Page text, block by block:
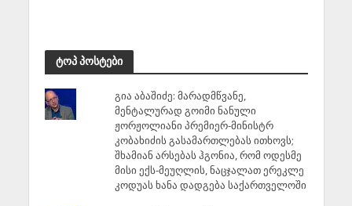
ტოპ პოსტები
გია აბაშიძე: მარადმწვანე,
მენტალურად გოიმი ნანული
ჟორჟოლიანი პრემიერ-მინისტრ
კობახიძის გასამართლებას ითხოვს;
შხამიან არსებას ჰგონია, რომ ოდესმე
მისი ექს-მეუღლის, ნაცჯალათ ერეკლე
კოდუას ხანა დადგება საქართველოში